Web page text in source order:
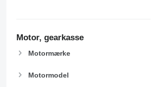
Motor, gearkasse
Motormærke
Motormodel